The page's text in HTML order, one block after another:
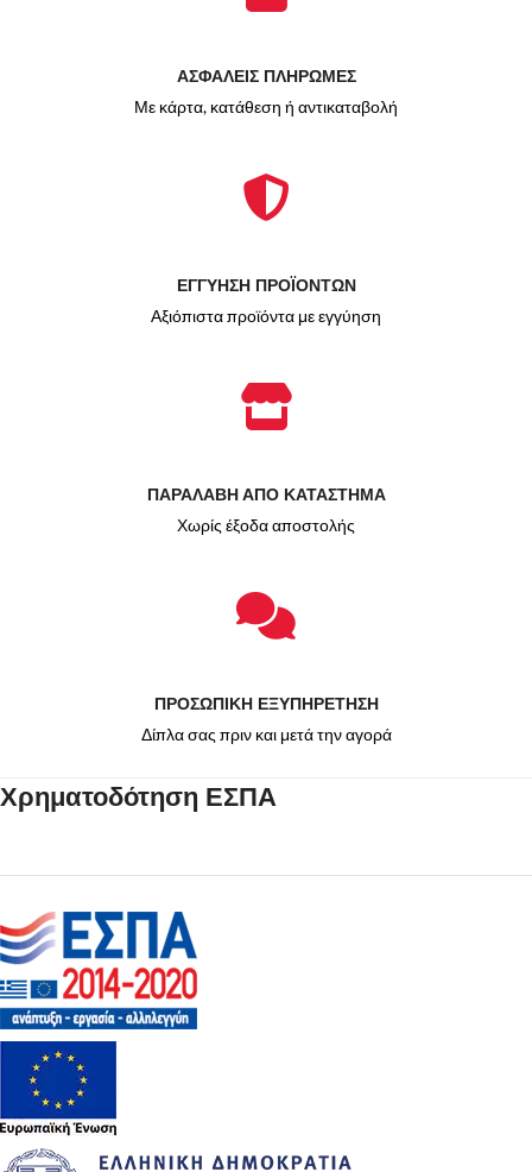
ΑΣΦΑΛΕΙΣ ΠΛΗΡΩΜΕΣ
Με κάρτα, κατάθεση ή αντικαταβολή
ΕΓΓΥΗΣΗ ΠΡΟΪΟΝΤΩΝ
Αξιόπιστα προϊόντα με εγγύηση
ΠΑΡΑΛΑΒΗ ΑΠΟ ΚΑΤΑΣΤΗΜΑ
Χωρίς έξοδα αποστολής
ΠΡΟΣΩΠΙΚΗ ΕΞΥΠΗΡΕΤΗΣΗ
Δίπλα σας πριν και μετά την αγορά
Χρηματοδότηση ΕΣΠΑ